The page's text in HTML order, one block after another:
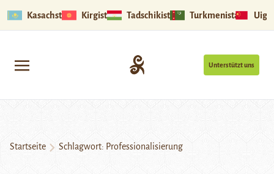
Kasachstan Kirgistan Tadschikistan Turkmenistan
Unterstützt uns
Startseite Schlagwort: Professionalisierung